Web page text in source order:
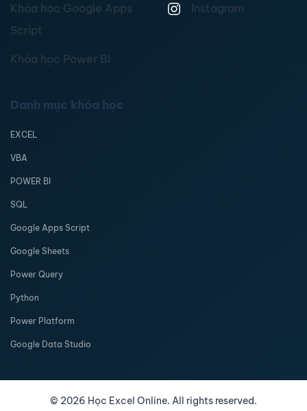
Khóa học Google Apps
Script
Khóa học Power BI
Instagram
Danh mục khóa học
EXCEL
VBA
POWER BI
SQL
Google Apps Script
Google Sheets
Power Query
Python
Power Platform
Google Data Studio
© 2026 Học Excel Online. All rights reserved.